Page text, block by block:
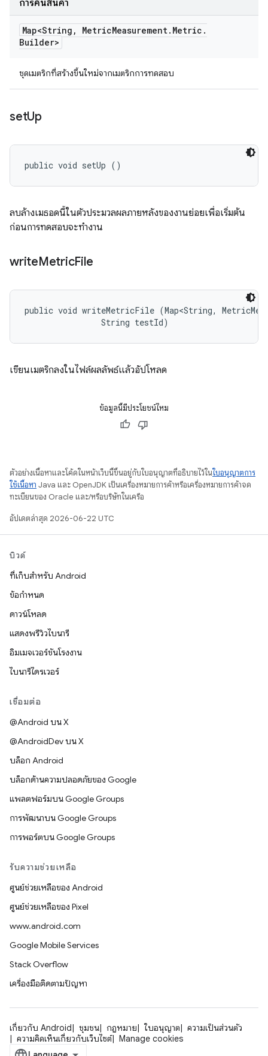
การคืนสินค้า
Map<String , MetricMeasurement. Metric .
Builder>
ชุดเมตริกที่สร้างขึ้นใหม่จากเมตริกการทดสอบ
setUp
public void setUp ()
ลบล้างเมธอดนี้ในตัวประมวลผลภายหลังของงานย่อยเพื่อเริ่มต้น
ก่อนการทดสอบจะทำงาน
writeMetricFile
public void writeMetricFile (Map<String,
                String testId)
เขียนเมตริกลงในไฟล์ผลลัพธ์แล้วอัปโหลด
ข้อมูลนี้มีประโยชน์ไหม
ตัวอย่างเนื้อหาและโค้ดในหน้าเว็บนี้ขึ้นอยู่กับใบอนุญาตที่อธิบายไว้ในใบอนุญาตการ
ใช้เนื้อหา Java และ OpenJDK เป็นเครื่องหมายการค้าหรือเครื่องหมายการค้าจด
ทะเบียนของ Oracle และ/หรือบริษัทในเครือ
อัปเดตล่าสุด 2026-06-22 UTC
บิวด์
ที่เก็บสำหรับ Android
ข้อกำหนด
ดาวน์โหลด
แสดงพรีวิวไบนารี
อิมเมจเวอร์ชันโรงงาน
ไบนารีไดรเวอร์
เชื่อมต่อ
@Android บน X
@AndroidDev บน X
บล็อก Android
บล็อกด้านความปลอดภัยของ Google
แพลตฟอร์มบน Google Groups
การพัฒนาบน Google Groups
การพอร์ตบน Google Groups
รับความช่วยเหลือ
ศูนย์ช่วยเหลือของ Android
ศูนย์ช่วยเหลือของ Pixel
www.android.com
Google Mobile Services
Stack Overflow
เครื่องมือติดตามปัญหา
เกี่ยวกับ Android ชุมชน กฎหมาย ใบอนุญาต
ความเป็นส่วนตัว
ความคิดเห็นเกี่ยวกับเว็บไซต์
Manage cookies